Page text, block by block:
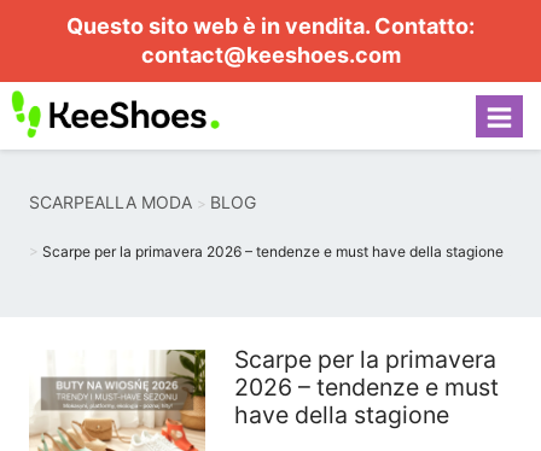
Questo sito web è in vendita. Contatto:
contact@keeshoes.com
SCARPEALLA MODA BLOG
Scarpe per la primavera 2026 – tendenze e must have della stagione
Scarpe per la primavera
2026 – tendenze e must
have della stagione